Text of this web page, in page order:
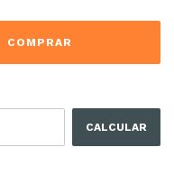
CALCULAR